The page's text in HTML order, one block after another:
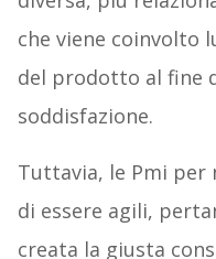
che viene coinvolto
del prodotto al fine
soddisfazione.
Tuttavia, le Pmi per
di essere agili,
creata la giusta